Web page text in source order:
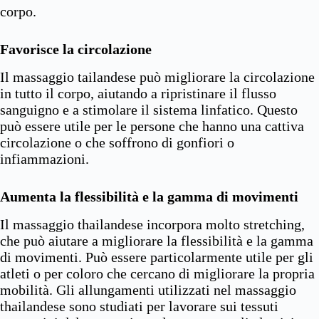
corpo.
Favorisce la circolazione
Il massaggio tailandese può migliorare la circolazione
in tutto il corpo, aiutando a ripristinare il flusso
sanguigno e a stimolare il sistema linfatico. Questo
può essere utile per le persone che hanno una cattiva
circolazione o che soffrono di gonfiori o
infiammazioni.
Aumenta la flessibilità e la gamma di movimenti
Il massaggio thailandese incorpora molto stretching,
che può aiutare a migliorare la flessibilità e la gamma
di movimenti. Può essere particolarmente utile per gli
atleti o per coloro che cercano di migliorare la propria
mobilità. Gli allungamenti utilizzati nel massaggio
thailandese sono studiati per lavorare sui tessuti